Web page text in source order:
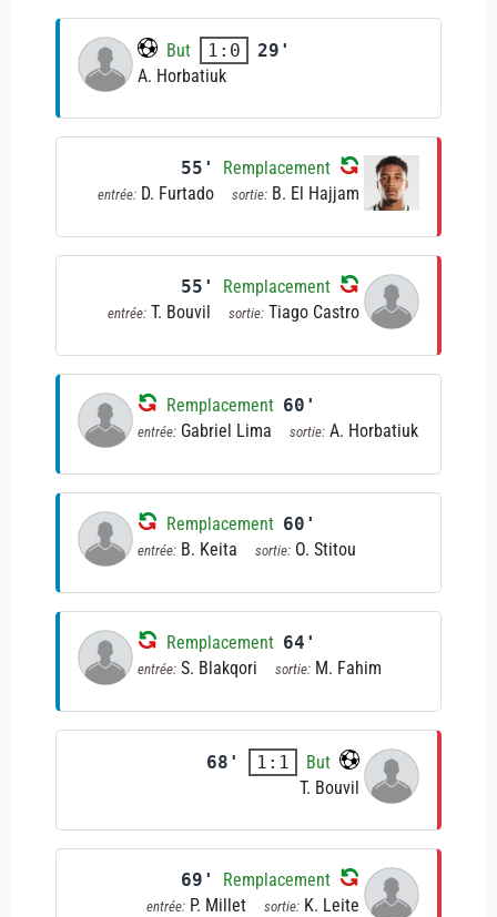
But 1:0
29'
A. Horbatiuk
55' Remplacement
entrée: D. Furtado sortie: B. El Hajjam
55' Remplacement
entrée: T. Bouvil sortie: Tiago Castro
Remplacement 60'
entrée: Gabriel Lima sortie: A. Horbatiuk
Remplacement 60'
entrée: B. Keita sortie: O. Stitou
Remplacement 64'
entrée: S. Blakqori sortie: M. Fahim
68' 1:1
But
T. Bouvil
69' Remplacement
entrée: P. Millet sortie: K. Leite